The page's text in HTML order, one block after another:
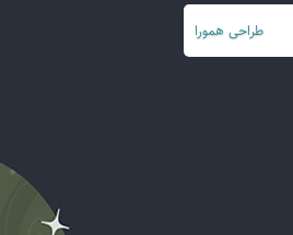
طراحی همورا